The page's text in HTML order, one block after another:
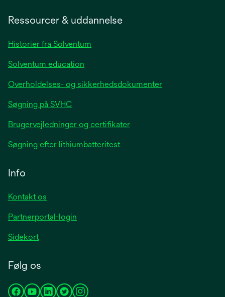
tab
Ressourcer & uddannelse
Historier fra Solventum
Solventum education
Overholdelses- og sikkerhedsdokumenter
Søgning på SVHC
Brugervejledninger og certifikater
Søgning efter lithiumbatteritest
Info
Kontakt os
Partnerportal-login
Sidekort
Følg os